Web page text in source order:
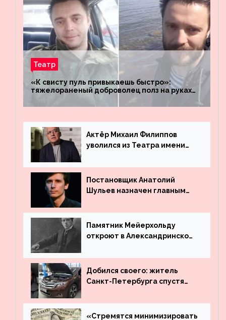
Театр
«К свисту пуль привыкаешь быстро»:
тяжелораненый доброволец полз на руках
четыре километра через заминированное
поле
Актёр Михаил Филиппов
уволился из Театра имени
Постановщик Анатолий
Шульев назначен главным
Вахтангова
Памятник Мейерхольду
откроют в Александринском
Добился своего: житель
Санкт-Петербурга спустя
угнанную в Казахстан
машину
«Стремятся минимизировать